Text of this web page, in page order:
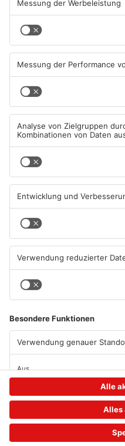
Gleisarbeiten sollen
Feldbrand in Nidderau
ausgelöst haben
31.07.2026, 06:25 UHR IN MAIN-
KINZIG-KREIS